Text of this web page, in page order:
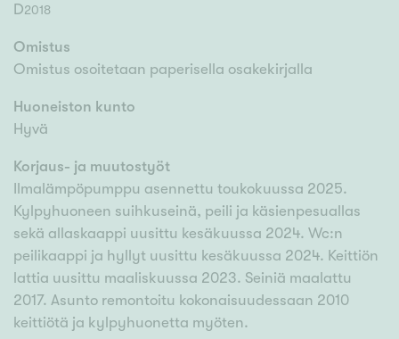
D2018
Omistus
Omistus osoitetaan paperisella osakekirjalla
Huoneiston kunto
Hyvä
Korjaus- ja muutostyöt
Ilmalämpöpumppu asennettu toukokuussa 2025.
Kylpyhuoneen suihkuseinä, peili ja käsienpesuallas
sekä allaskaappi uusittu kesäkuussa 2024. Wc:n
peilikaappi ja hyllyt uusittu kesäkuussa 2024. Keittiön
lattia uusittu maaliskuussa 2023. Seiniä maalattu
2017. Asunto remontoitu kokonaisuudessaan 2010
keittiötä ja kylpyhuonetta myöten.